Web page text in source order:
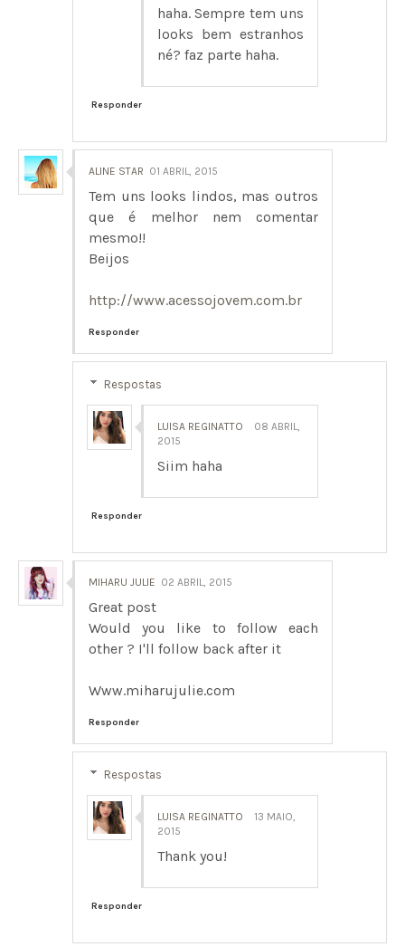
haha. Sempre tem uns
looks bem estranhos
né? faz parte haha.
Responder
ALINE STAR 01 ABRIL, 2015
Tem uns looks lindos, mas outros
que é melhor nem comentar
mesmo!!
Beijos
http://www.acessojovem.com.br
Responder
Respostas
LUISA REGINATTO
08 ABRIL,
2015
Siim haha
Responder
MIHARU JULIE 02 ABRIL, 2015
Great post
Would you like to follow each
other ? I'll follow back after it
Www.miharujulie.com
Responder
Respostas
LUISA REGINATTO
13 MAIO,
2015
Thank you!
Responder